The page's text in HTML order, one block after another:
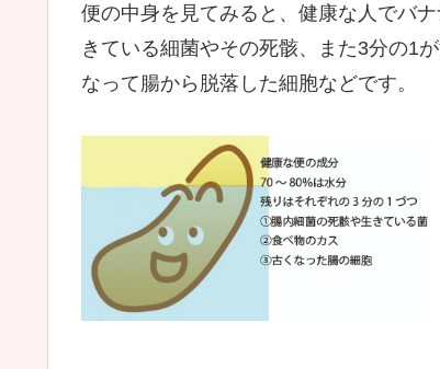
便の中身を見てみると、健康な人でバ
きている細菌やその死骸、また3分の1
なって腸から脱落した細胞などです。